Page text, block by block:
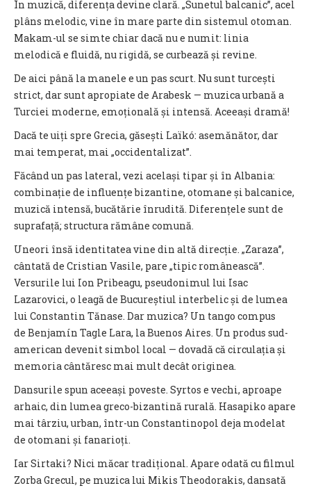
În muzică, diferența devine clară. „Sunetul balcanic”, acel
plâns melodic, vine în mare parte din sistemul otoman.
Makam-ul se simte chiar dacă nu e numit: linia
melodică e fluidă, nu rigidă, se curbează și revine.
De aici până la manele e un pas scurt. Nu sunt turcești
strict, dar sunt apropiate de Arabesk — muzica urbană a
Turciei moderne, emoțională și intensă. Aceeași dramă!
Dacă te uiți spre Grecia, găsești Laïkó: asemănător, dar
mai temperat, mai „occidentalizat”.
Făcând un pas lateral, vezi același tipar și în Albania:
combinație de influențe bizantine, otomane și balcanice,
muzică intensă, bucătărie înrudită. Diferențele sunt de
suprafață; structura rămâne comună.
Uneori însă identitatea vine din altă direcție. „Zaraza”,
cântată de Cristian Vasile, pare „tipic românească”.
Versurile lui Ion Pribeagu, pseudonimul lui Isac
Lazarovici, o leagă de Bucureștiul interbelic și de lumea
lui Constantin Tănase. Dar muzica? Un tango compus
de Benjamín Tagle Lara, la Buenos Aires. Un produs sud-
american devenit simbol local — dovadă că circulația și
memoria cântăresc mai mult decât originea.
Dansurile spun aceeași poveste. Syrtos e vechi, aproape
arhaic, din lumea greco-bizantină rurală. Hasapiko apare
mai târziu, urban, într-un Constantinopol deja modelat
de otomani și fanarioți.
Iar Sirtaki? Nici măcar tradițional. Apare odată cu filmul
Zorba Grecul, pe muzica lui Mikis Theodorakis, dansată